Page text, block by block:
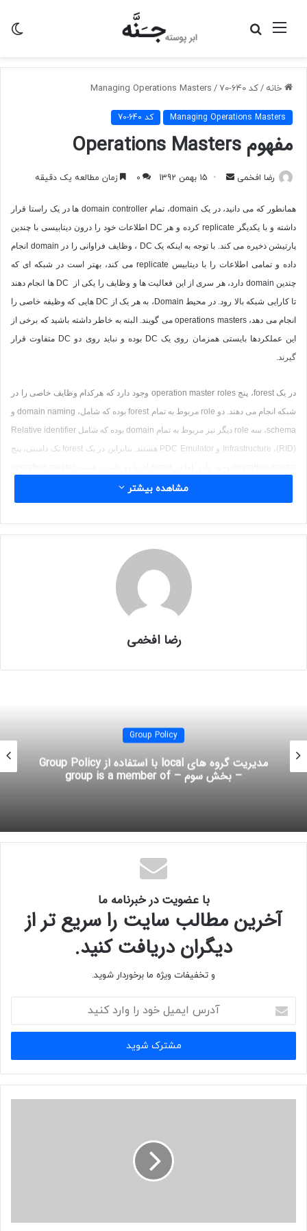
منو
خانه /کد 640-70 /
Managing Operations Masters
Managing Operations Masters کد 640-70
مفهوم Operations Masters
رضا افخمی
ارسال
ایمیل
15 بهمن 1392 0 زمان مطالعه یک دقیقه
همانطور که می دانید، در یک domain، تمام domain controllerها در یک راستا قرار
داشته و با یکدیگر replicateکرده و هر DC
اطلاعات خود را درون دیتابیسی با چندین
پارتیشن ذخیره می کند. با توجه به اینکه یک DC ، وظایف فراوانی را در domain انجام
داده و تمامی اطلاعات را با دیتابیس replicate می کند، بهتر است در شبکه ای که
چندین domain دارد، هر سری از این فعالیت ها و وظایف را یکی از DC ها انجام دهند
تا کارایی شبکه بالا رود. در محیط Domain ، به هر یک از DC هایی که وظیفه خاصی را
انجام می دهد، operations mastersمی گویند. البته به خاطر داشته باشید که برخی از
این عملکردها بایستی همزمان روی یک DC بوده و نباید روی دو DC متفاوت قرار
گیرند.
در یکforest، پنجoperation master roles وجود دارد که هرکدام وظایف خاصی را در
شبکه انجام می دهند. دو role مربوط به تمام forestبوده که شامل، domain namingو
schema، سه role دیگر نیز مربوط به تمام domain بوده که شامل Relative identifier
(RID)، Infrastructure وPDC Emulator هستند. بنابراین در یک forestتک دامینی، پنج
وجود خواهد داشت، زیرا در تمامforest، یک domain naming
برای هر یک ازdomainها هر سهroleدیگر خواهند بود.
Infrastructure
operation master roles
PDC Emulator
Relative identifier (RID)
schema
آموزش network
آموزش تصویری mcitp
آموزش تصویری شبکه
مشاهده بیشتر
رضا افخمی
Group Policy
مدیریت گروه های local با استفاده از Group Policy
– بخش سوم – group is a member of
با عضویت در خبرنامه ما
آخرین مطالب سایت را سریع تر از
دیگران دریافت کنید.
و تخفیفات ویژه ما برخوردار شوید.
ایمیل
خود
وارد
کنید